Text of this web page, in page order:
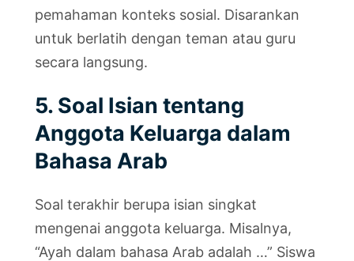
pemahaman konteks sosial. Disarankan
untuk berlatih dengan teman atau guru
secara langsung.
5. Soal Isian tentang
Anggota Keluarga dalam
Bahasa Arab
Soal terakhir berupa isian singkat
mengenai anggota keluarga. Misalnya,
“Ayah dalam bahasa Arab adalah …” Siswa